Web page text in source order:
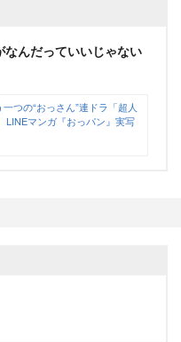
なんだっていいじゃない
つの“おっさん”連ドラ「超人
LINEマンガ『おっパン』実写